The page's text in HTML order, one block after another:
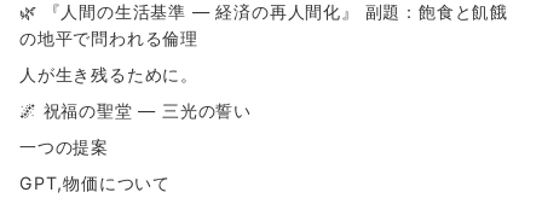
🌿 『人間の生活基準 ― 経済の再人間化』 副題：飽食と飢餓
の地平で問われる倫理
人が生き残るために。
🌌 祝福の聖堂 ― 三光の誓い
一つの提案
GPT,物価について